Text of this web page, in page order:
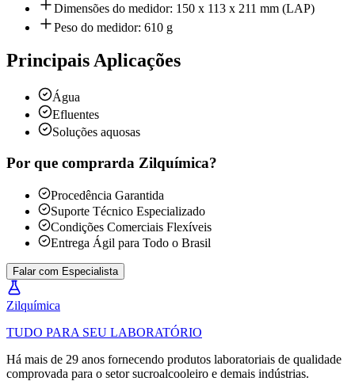
Dimensões do medidor: 150 x 113 x 211 mm (LAP)
Peso do medidor: 610 g
Principais Aplicações
Água
Efluentes
Soluções aquosas
Por que comprarda Zilquímica?
Procedência Garantida
Suporte Técnico Especializado
Condições Comerciais Flexíveis
Entrega Ágil para Todo o Brasil
Falar com Especialista
Zilquímica
TUDO PARA SEU LABORATÓRIO
Há mais de 29 anos fornecendo produtos laboratoriais de qualidade
comprovada para o setor sucroalcooleiro e demais indústrias.